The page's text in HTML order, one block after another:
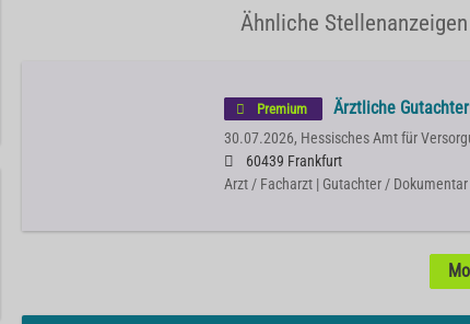
Ähnliche
Premium Ärztliche
30.07.2026, Hessisches Amt für
60439 Frankfurt
Arzt / Facharzt | Gutachter /